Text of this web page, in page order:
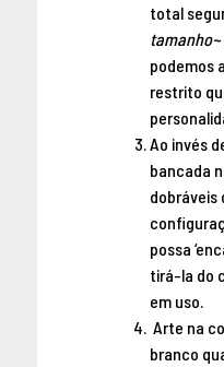
total
tamanho~
podemos
restrito
Ao invés
bancada
dobráveis
possa
tirá-la do
em uso.
Arte na
branco